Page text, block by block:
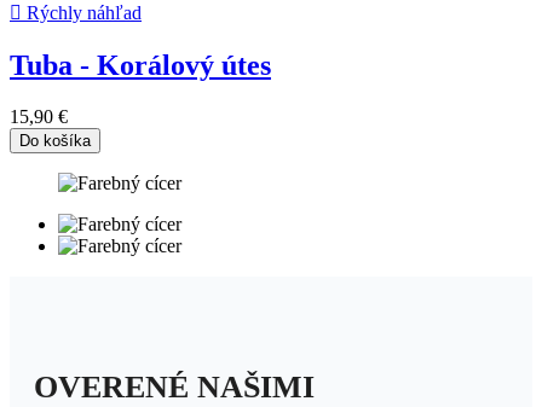
 Rýchly náhľad
Tuba - Korálový útes
15,90 €
Do košíka
OVERENÉ NAŠIMI